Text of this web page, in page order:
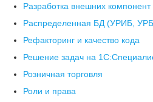
Разработка внешних компонент
Распределенная БД (УРИБ,
Рефакторинг и качество кода
Решение задач на
Розничная торговля
Роли и права